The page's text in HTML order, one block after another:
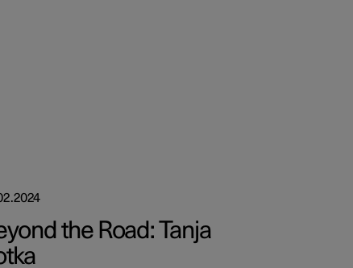
the Road: Tanja